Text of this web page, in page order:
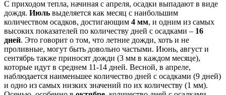
С приходом тепла, начиная с апреля, осадки выпадают в виде
дождя. Июль выделяется как месяц с наибольшим
количеством осадков, достигающим 4 мм, и одним из самых
высоких показателей по количеству дней с осадками – 16
дней. Это говорит о том, что летние дожди, хоть и не
проливные, могут быть довольно частыми. Июнь, август и
сентябрь также приносят дожди (3 мм в каждом месяце),
которые идут в среднем 11-14 дней. Весной, в апреле,
наблюдается наименьшее количество дней с осадками (9 дней)
и одно из самых низких значений по их количеству (1 мм).